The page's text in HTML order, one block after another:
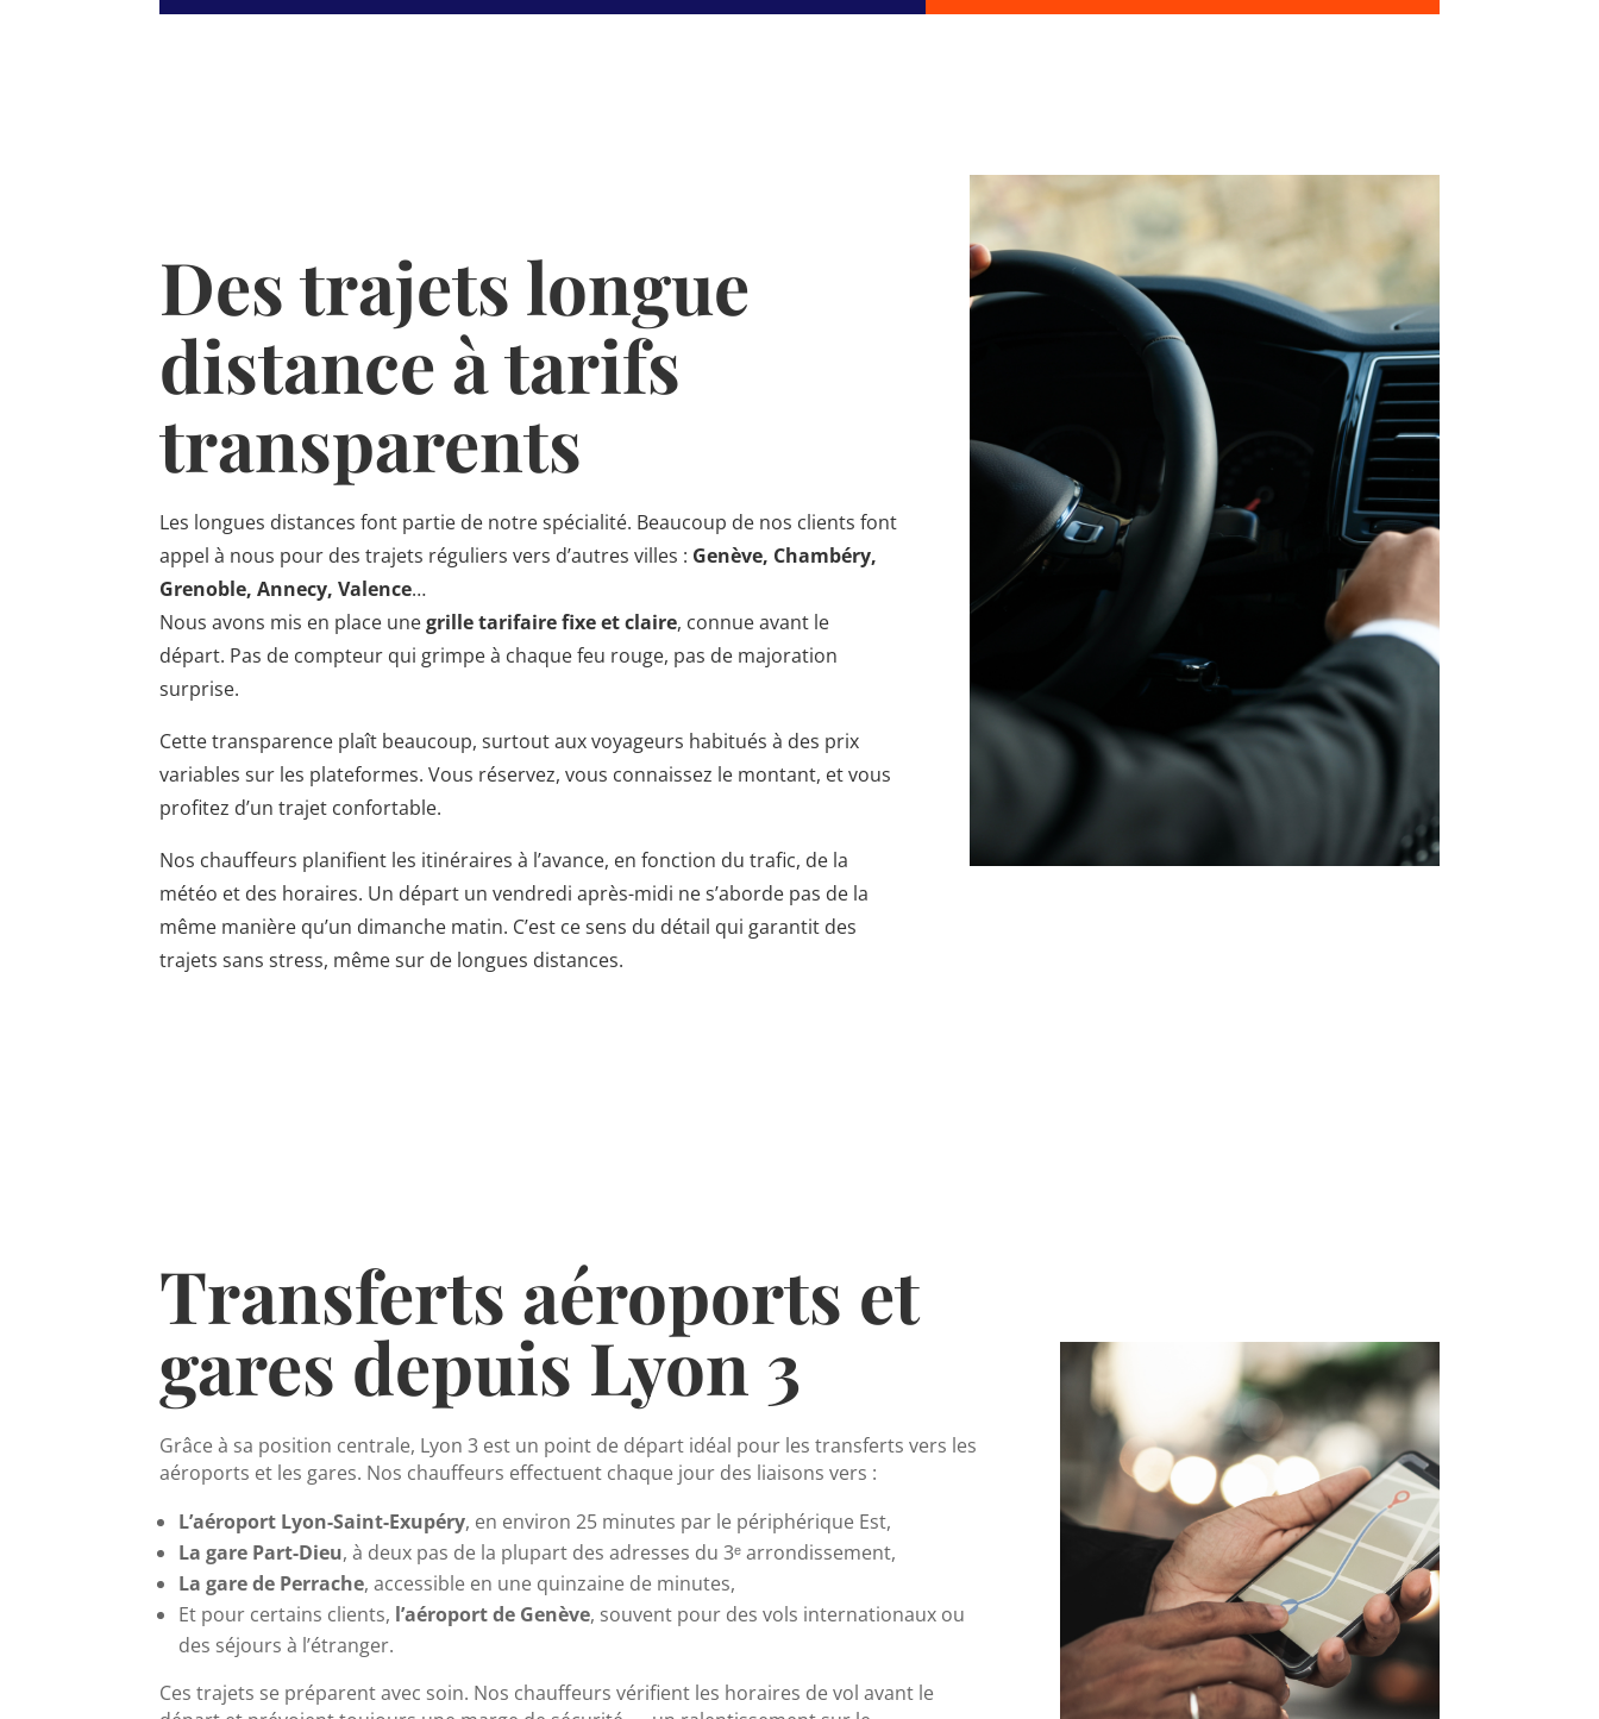
Des trajets longue
distance à tarifs
transparents
Les longues distances font partie de notre spécialité. Beaucoup de nos clients font
appel à nous pour des trajets réguliers vers d’autres villes : Genève, Chambéry,
Grenoble, Annecy, Valence…
Nous avons mis en place unegrille tarifaire fixe et claire, connue avant le
départ. Pas de compteur qui grimpe à chaque feu rouge, pas de majoration
surprise.
Cette transparence plaît beaucoup, surtout aux voyageurs habitués à des prix
variables sur les plateformes. Vous réservez, vous connaissez le montant, et vous
profitez d’un trajet confortable.
Nos chauffeurs planifient les itinéraires à l’avance, en fonction du trafic, de la
météo et des horaires. Un départ un vendredi après-midi ne s’aborde pas de la
même manière qu’un dimanche matin. C’est ce sens du détail qui garantit des
trajets sans stress, même sur de longues distances.
Transferts aéroports et
gares depuis Lyon 3
Grâce à sa position centrale, Lyon 3 est un point de départ idéal pour les transferts vers les
aéroports et les gares. Nos chauffeurs effectuent chaque jour des liaisons vers :
L’aéroport Lyon-Saint-Exupéry, en environ 25 minutes par le périphérique Est,
La gare Part-Dieu, à deux pas de la plupart des adresses du 3ᵉ arrondissement,
La gare de Perrache, accessible en une quinzaine de minutes,
Et pour certains clients, l’aéroport de Genève, souvent pour des vols internationaux ou
des séjours à l’étranger.
Ces trajets se préparent avec soin. Nos chauffeurs vérifient les horaires de vol avant le